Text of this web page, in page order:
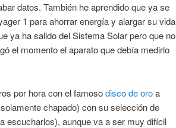
datos. También he aprendido que ya se
1 para ahorrar energía y alargar su vida
ya ha salido del Sistema Solar pero que no
el momento el aparato que debía medirlo
por hora con el famosodisco de oroa
chapado) con su selección de
escucharlos), aunque va a ser muy difícil